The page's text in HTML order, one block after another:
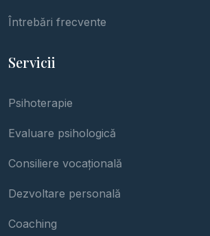
Întrebări frecvente
Servicii
Psihoterapie
Evaluare psihologică
Consiliere vocațională
Dezvoltare personală
Coaching